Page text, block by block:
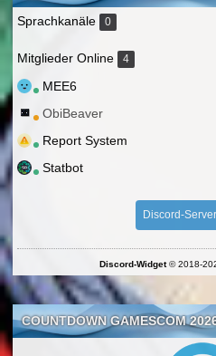
Sprachkanäle 0
Mitglieder Online 4
MEE6
ObiBeaver
Report System
Statbot
Discord-
Discord-Widget© 2018-
COUNTDOWN GAMESCOM